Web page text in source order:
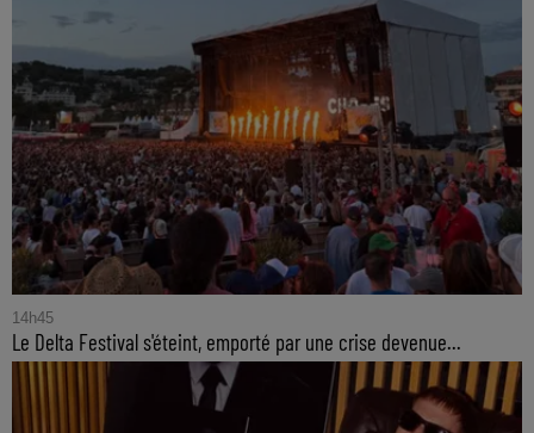
14h45
Le Delta Festival s'éteint, emporté par une crise devenue...